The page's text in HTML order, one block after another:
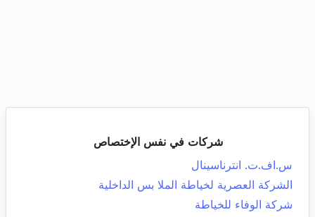
شركات في نفس الإختصاص
س.اف.ت. انترناسينال
الشركة العصرية لخياطة الملا بس الداخلية
شركة الوفاء للخياطة